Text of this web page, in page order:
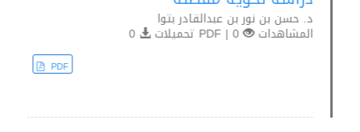
د. حسن بن نور بن عبدالقادر بتوا
المشاهدات 0 | PDF تحميلات
PDF